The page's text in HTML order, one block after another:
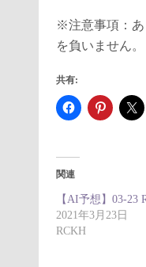
※注意事項：あ
を負いません。
共有:
関連
【AI予想】03-23
2021年3月23日
RCKH